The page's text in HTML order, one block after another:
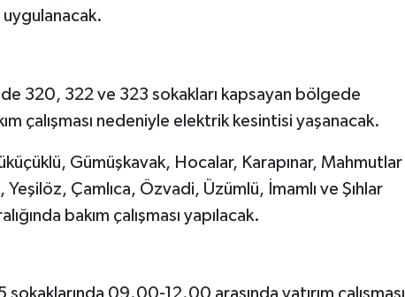
320, 322 ve 323 sokakları kapsayan bölgede
çalışması nedeniyle elektrik kesintisi yaşanacak.
Gümüşkavak, Hocalar, Karapınar, Mahmutlar
Çamlıca, Özvadi, Üzümlü, İmamlı ve Şıhlar
bakım çalışması yapılacak.